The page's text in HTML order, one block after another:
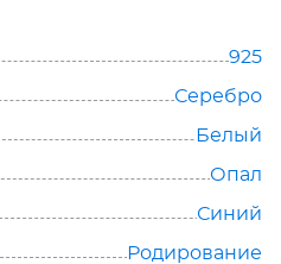
925
Серебро
Белый
Опал
Синий
Родирование